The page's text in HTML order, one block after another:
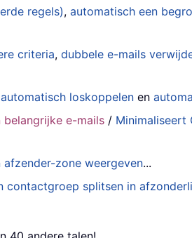
regels),automatisch een
criteria,dubbele e-mails
automatisch loskoppelen en
belangrijke e-mails / Minimaliseert
zone weergeven...
contactgroep splitsen in